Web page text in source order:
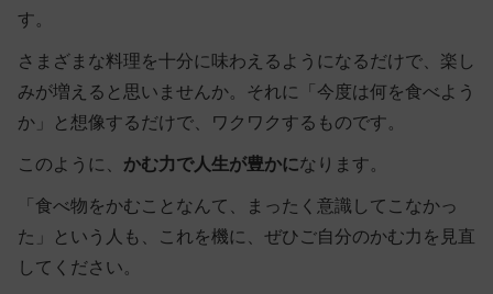
す。
さまざまな料理を十分に味わえるようになるだけで、楽し
みが増える と思いませんか。それに「今度は何を食べよう
か」と想像するだけで、ワクワクするものです。
このように、 かむ力で人生が豊かになります。
「食べ物をかむことなんて、まったく意識してこなかっ
た」という人も、これを機に、ぜひご自分のかむ力を見直
してください。